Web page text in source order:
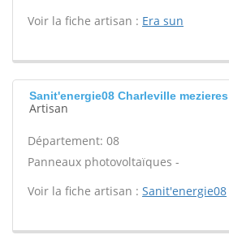
Voir la fiche artisan : Era sun
Sanit'energie08 Charleville mezieres
Artisan
Département: 08
Panneaux photovoltaïques -
Voir la fiche artisan : Sanit'energie08